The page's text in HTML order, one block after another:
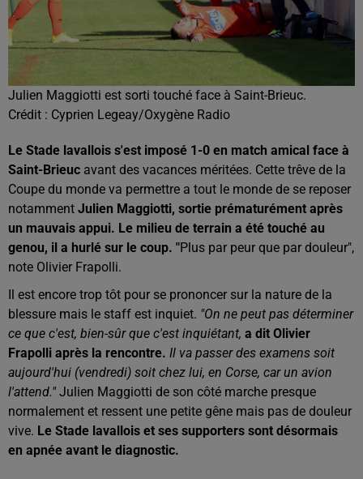
Julien Maggiotti est sorti touché face à Saint-Brieuc.
Crédit : Cyprien Legeay/Oxygène Radio
Le Stade lavallois s'est imposé 1-0 en match amical face à
Saint-Brieuc avant des vacances méritées. Cette trêve de la
Coupe du monde va permettre a tout le monde de se reposer
notamment Julien Maggiotti, sortie prématurément après
un mauvais appui. Le milieu de terrain a été touché au
genou, il a hurlé sur le coup. "Plus par peur que par douleur",
note Olivier Frapolli.
Il est encore trop tôt pour se prononcer sur la nature de la
blessure mais le staff est inquiet. "On ne peut pas déterminer
ce que c'est, bien-sûr que c'est inquiétant, a dit Olivier
Frapolli après la rencontre. Il va passer des examens soit
aujourd'hui (vendredi) soit chez lui, en Corse, car un avion
l'attend."Julien Maggiotti de son côté marche presque
normalement et ressent une petite gêne mais pas de douleur
vive. Le Stade lavallois et ses supporters sont désormais
en apnée avant le diagnostic.